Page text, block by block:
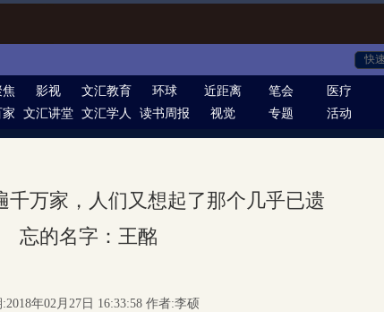
焦 影视 文汇教育 环球 近距离 笔会 医疗
文汇讲堂 文汇学人 读书周报 视觉 专题 活动
千万家，人们又想起了那个几乎已遗
忘的名字：王酩
:2018年02月27日 16:33:58 作者:李硕